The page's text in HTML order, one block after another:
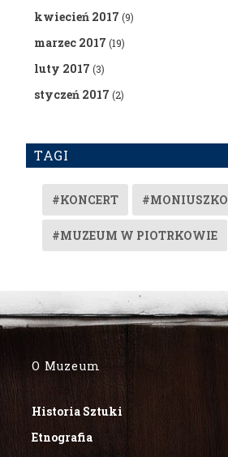
kwiecień 2017 (9)
marzec 2017 (19)
luty 2017 (3)
styczeń 2017 (2)
TAGI
#KONCERT #MONIUSZKO
#MUZEUM W PIOTRKOWIE
O Muzeum
Historia Sztuki
Etnografia